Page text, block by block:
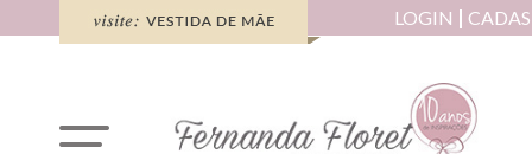
LOGIN